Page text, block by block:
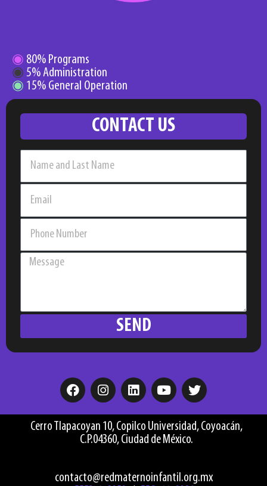
◉ 80% Programs
◉ 5% Administration
◉ 15% General Operation
CONTACT US
SEND
F
a
e
b
k
I
n
t
a
g
a
L
i
k
e
d
n
Y
o
t
u
b
T
w
t
t
Cerro Tlapacoyan 10, Copilco Universidad, Coyoacán,
C.P.04360, Ciudad de México.
contacto@redmaternoinfantil.org.mx